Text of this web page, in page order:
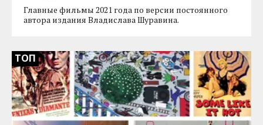
Главные фильмы 2021 года по версии постоянного
автора издания Владислава Шуравина.
ТОП